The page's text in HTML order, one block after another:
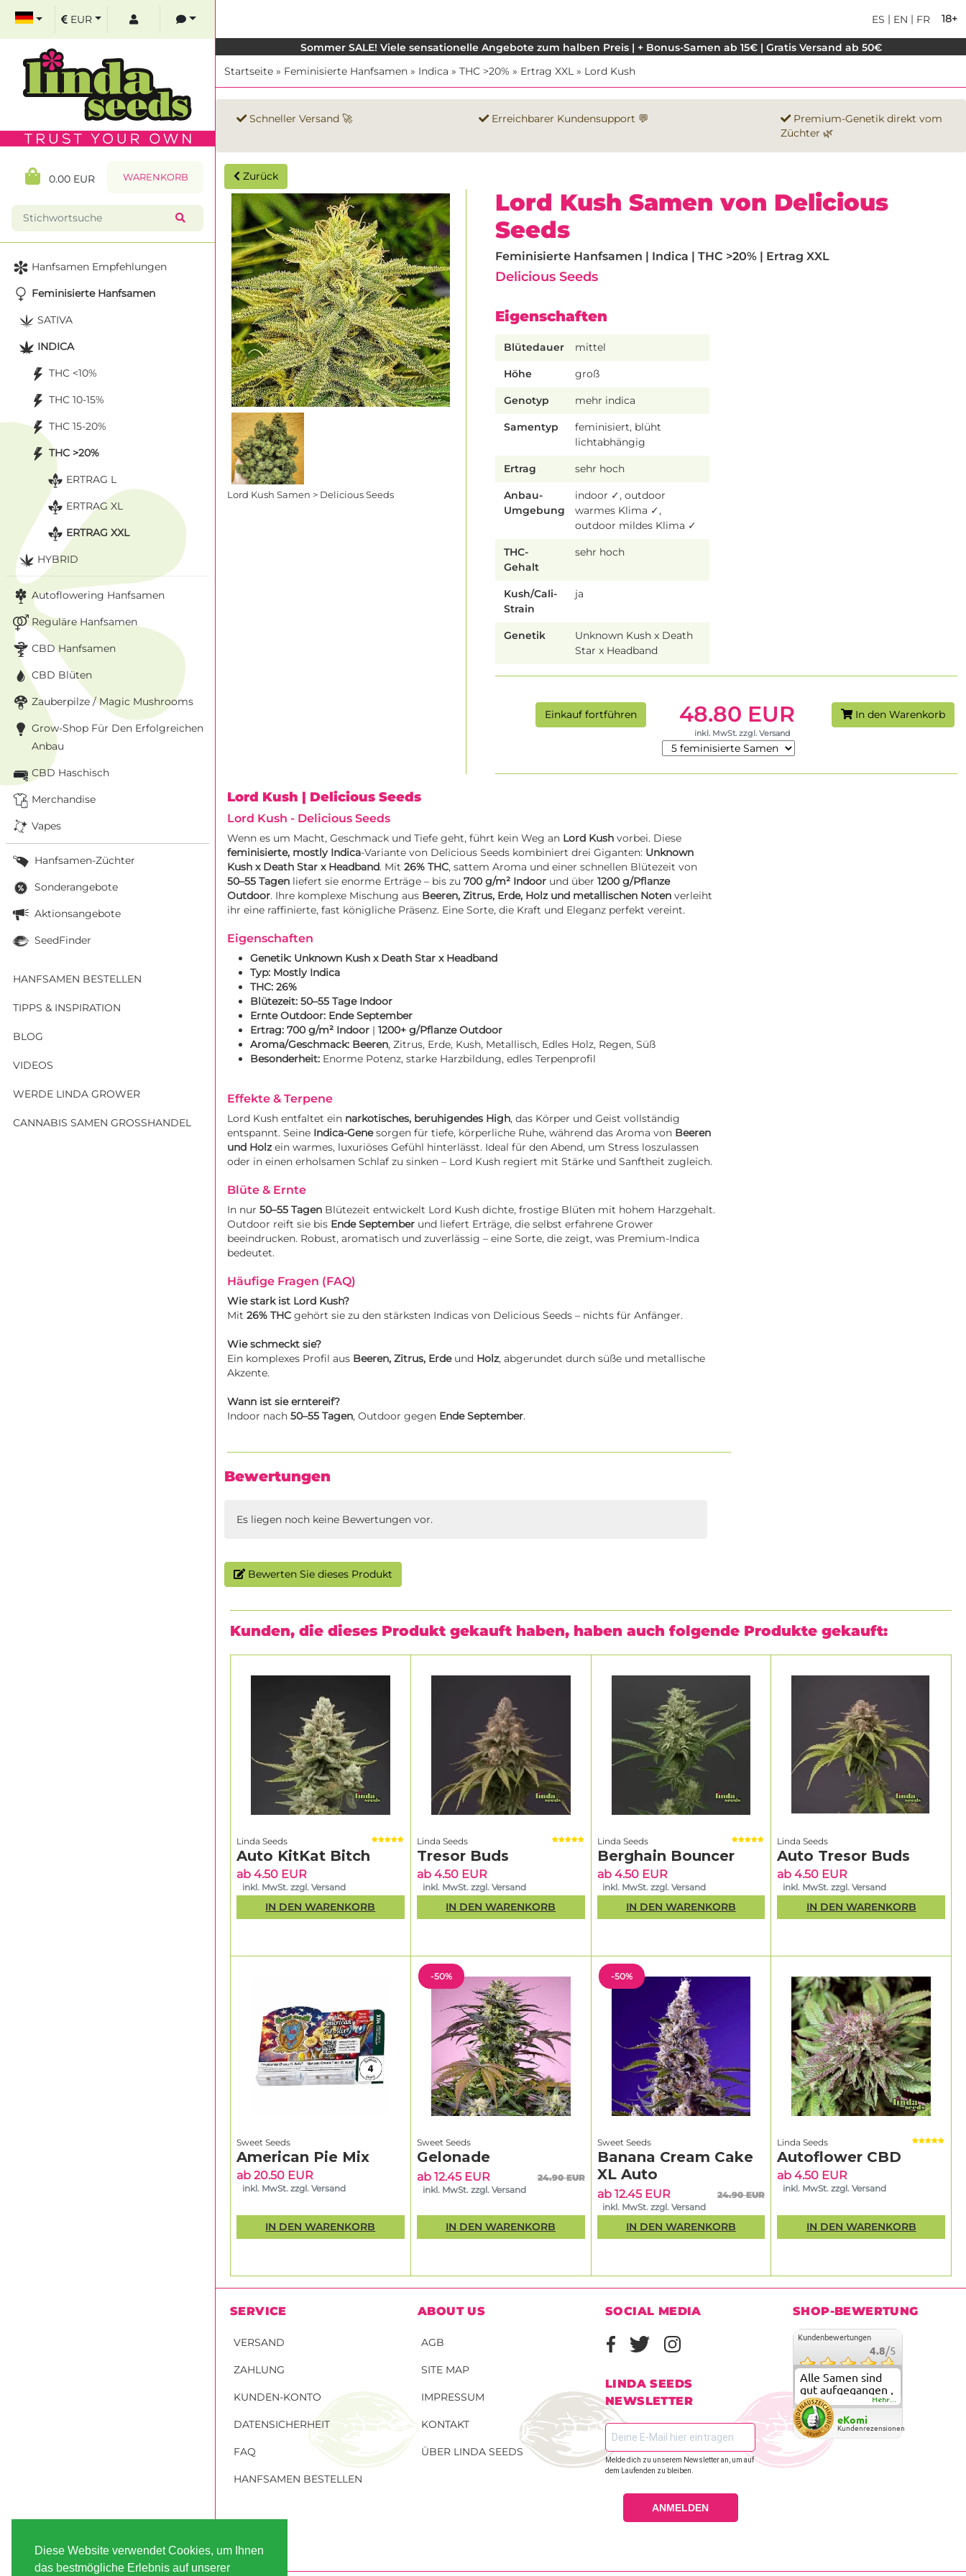
Diese Website verwendet Cookies, um Ihnen
das bestmögliche Erlebnis auf unserer
18+
ES | EN | FR
Sommer SALE! Viele sensationelle Angebote zum halben Preis | + Bonus-Samen ab 15€ | Gratis Versand ab 50€
Startseite » Feminisierte Hanfsamen » Indica » THC >20% » Ertrag XXL » Lord Kush
Schneller Versand 🚀 Erreichbarer Kundensupport 💬
Premium-Genetik direkt vom
Züchter 🌿
Zurück
Lord Kush Samen > Delicious Seeds
Lord Kush Samen von Delicious
Seeds
Feminisierte Hanfsamen | Indica | THC >20% | Ertrag XXL
Delicious Seeds
Eigenschaften
Blütedauer mittel
Höhe groß
Genotyp mehr indica
Samentyp
feminisiert, blüht
lichtabhängig
Ertrag sehr hoch
Anbau-
Umgebung
indoor ✓, outdoor
warmes Klima ✓,
outdoor mildes Klima ✓
THC-
Gehalt
sehr hoch
Kush/Cali-
Strain
ja
Genetik
Unknown Kush x Death
Star x Headband
Einkauf fortführen 48.80 EUR
inkl. MwSt. zzgl. Versand
In den Warenkorb
Lord Kush | Delicious Seeds
Lord Kush - Delicious Seeds
Wenn es um Macht, Geschmack und Tiefe geht, führt kein Weg an Lord Kush vorbei. Diese
feminisierte, mostly Indica-Variante von Delicious Seeds kombiniert drei Giganten: Unknown
Kush x Death Star x Headband. Mit 26% THC, sattem Aroma und einer schnellen Blütezeit von
50–55 Tagen liefert sie enorme Erträge – bis zu 700 g/m² Indoor und über 1200 g/Pflanze
Outdoor. Ihre komplexe Mischung aus Beeren, Zitrus, Erde, Holz und metallischen Noten verleiht
ihr eine raffinierte, fast königliche Präsenz. Eine Sorte, die Kraft und Eleganz perfekt vereint.
Eigenschaften
Genetik: Unknown Kush x Death Star x Headband
Typ: Mostly Indica
THC: 26%
Blütezeit: 50–55 Tage Indoor
Ernte Outdoor: Ende September
Ertrag: 700 g/m² Indoor | 1200+ g/Pflanze Outdoor
Aroma/Geschmack: Beeren, Zitrus, Erde, Kush, Metallisch, Edles Holz, Regen, Süß
Besonderheit: Enorme Potenz, starke Harzbildung, edles Terpenprofil
Effekte & Terpene
Lord Kush entfaltet ein narkotisches, beruhigendes High, das Körper und Geist vollständig
entspannt. Seine Indica-Genesorgen für tiefe, körperliche Ruhe, während das Aroma von Beeren
und Holzein warmes, luxuriöses Gefühl hinterlässt. Ideal für den Abend, um Stress loszulassen
oder in einen erholsamen Schlaf zu sinken – Lord Kush regiert mit Stärke und Sanftheit zugleich.
Blüte & Ernte
In nur 50–55 Tagen Blütezeit entwickelt Lord Kush dichte, frostige Blüten mit hohem Harzgehalt.
Outdoor reift sie bis Ende September und liefert Erträge, die selbst erfahrene Grower
beeindrucken. Robust, aromatisch und zuverlässig – eine Sorte, die zeigt, was Premium-Indica
bedeutet.
Häufige Fragen (FAQ)
Wie stark ist Lord Kush?
Mit 26% THC gehört sie zu den stärksten Indicas von Delicious Seeds – nichts für Anfänger.
Wie schmeckt sie?
Ein komplexes Profil aus Beeren, Zitrus, Erdeund Holz, abgerundet durch süße und metallische
Akzente.
Wann ist sie erntereif?
Indoor nach 50–55 Tagen, Outdoor gegen Ende September.
Bewertungen
Es liegen noch keine Bewertungen vor.
Bewerten Sie dieses Produkt
Kunden, die dieses Produkt gekauft haben, haben auch folgende Produkte gekauft:
Linda Seeds
Auto KitKat Bitch
ab 4.50 EUR
inkl. MwSt. zzgl. Versand
IN DEN WARENKORB
Linda Seeds
Tresor Buds
ab 4.50 EUR
inkl. MwSt. zzgl. Versand
IN DEN WARENKORB
Linda Seeds
Berghain Bouncer
ab 4.50 EUR
inkl. MwSt. zzgl. Versand
IN DEN WARENKORB
Linda Seeds
Auto Tresor Buds
ab 4.50 EUR
inkl. MwSt. zzgl. Versand
IN DEN WARENKORB
Sweet Seeds
American Pie Mix
ab 20.50 EUR
inkl. MwSt. zzgl. Versand
IN DEN WARENKORB
-50%
Sweet Seeds
Gelonade
ab 12.45 EUR
24.90 EUR
inkl. MwSt. zzgl. Versand
IN DEN WARENKORB
-50%
Sweet Seeds
Banana Cream Cake
XL Auto
ab 12.45 EUR
24.90 EUR
inkl. MwSt. zzgl. Versand
IN DEN WARENKORB
Linda Seeds
Autoflower CBD
ab 4.50 EUR
inkl. MwSt. zzgl. Versand
IN DEN WARENKORB
SERVICE
VERSAND
ZAHLUNG
KUNDEN-KONTO
DATENSICHERHEIT
FAQ
HANFSAMEN BESTELLEN
ABOUT US
AGB
SITE MAP
IMPRESSUM
KONTAKT
ÜBER LINDA SEEDS
SOCIAL MEDIA
LINDA SEEDS
NEWSLETTER
Melde dich zu unserem Newsletter an, um auf
dem Laufenden zu bleiben.
ANMELDEN
SHOP-BEWERTUNG
Kundenbewertungen
4.8/5
Alle Samen sind
gut aufgegangen ,
meine ersten
grow versuche
sind alle geglückt.
Die Sorten und
Anbieter Vielfalt
überzeugen sehr .
Mehr...
eKomi
Kundenrezensionen
EUR
0.00 EUR WARENKORB
Hanfsamen Empfehlungen
Feminisierte Hanfsamen
SATIVA
INDICA
THC <10%
THC 10-15%
THC 15-20%
THC >20%
ERTRAG L
ERTRAG XL
ERTRAG XXL
HYBRID
Autoflowering Hanfsamen
Reguläre Hanfsamen
CBD Hanfsamen
CBD Blüten
Zauberpilze / Magic Mushrooms
Grow-Shop Für Den Erfolgreichen
Anbau
CBD Haschisch
Merchandise
Vapes
Hanfsamen-Züchter
Sonderangebote
Aktionsangebote
SeedFinder
HANFSAMEN BESTELLEN
TIPPS & INSPIRATION
BLOG
VIDEOS
WERDE LINDA GROWER
CANNABIS SAMEN GROSSHANDEL